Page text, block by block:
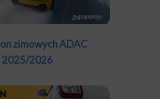
zimowych ADAC
2025/2026